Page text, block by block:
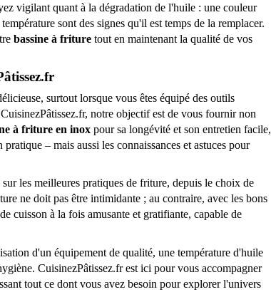
vigilant quant à la dégradation de l'huile : une couleur
sont des signes qu'il est temps de la remplacer.
bassine à friture tout en maintenant la qualité de vos
surtout lorsque vous êtes équipé des outils
notre objectif est de vous fournir non
à friture en inox pour sa longévité et son entretien facile,
– mais aussi les connaissances et astuces pour
les meilleures pratiques de friture, depuis le choix de
ne doit pas être intimidante ; au contraire, avec les bons
cuisson à la fois amusante et gratifiante, capable de
d'un équipement de qualité, une température d'huile
CuisinezPâtissez.fr est ici pour vous accompagner
tout ce dont vous avez besoin pour explorer l'univers